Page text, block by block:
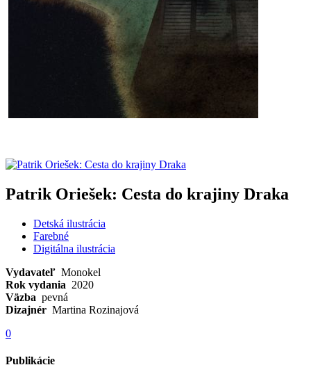
Patrik Oriešek: Cesta do krajiny Draka
Detská ilustrácia
Farebné
Digitálna ilustrácia
Vydavateľ Monokel
Rok vydania 2020
Väzba pevná
Dizajnér Martina Rozinajová
0
Publikácie